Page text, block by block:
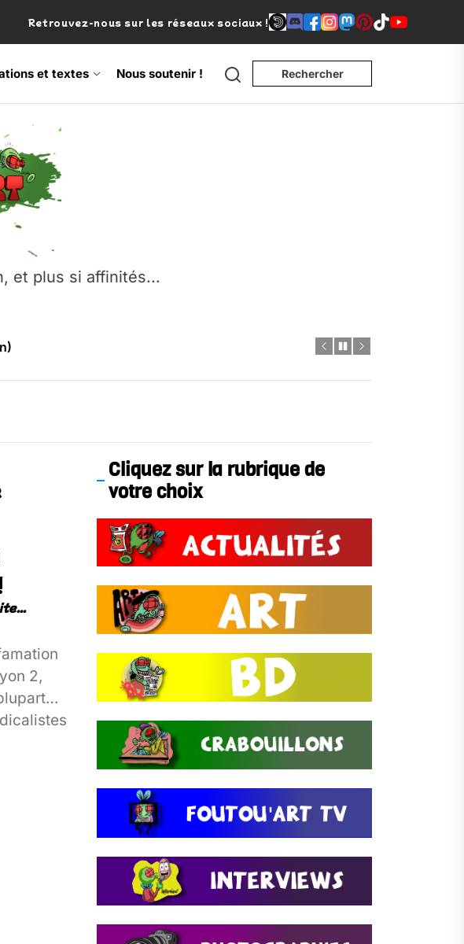
Retrouvez-nous sur les réseaux sociaux !
et textes Nous soutenir ! Search Rechercher
et plus si affinités...
en-Velin)
& Pierre Lacôte
Savoie)
en-Velin)
2,
Cliquez sur la rubrique de
votre choix